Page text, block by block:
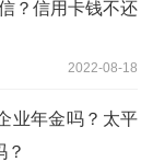
？信用卡钱不还
2022-08-18
业年金吗？太平
？